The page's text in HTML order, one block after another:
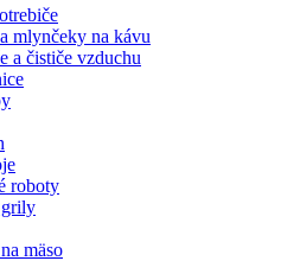
mlynčeky na kávu
a čističe vzduchu
roboty
mäso